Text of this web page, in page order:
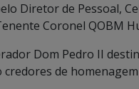
Diretor de Pessoal,
Coronel QOBM
Dom Pedro II
de